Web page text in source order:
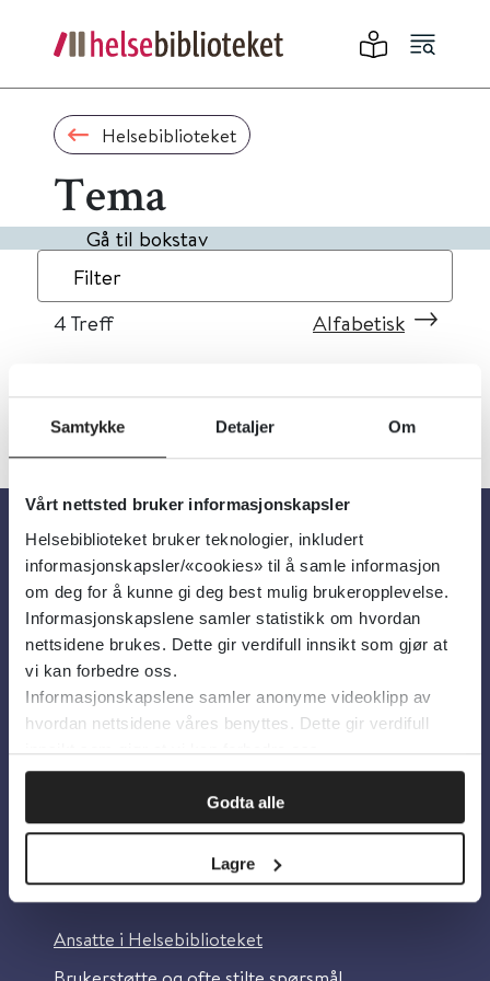
Samtykke Detaljer Om
Vårt nettsted bruker informasjonskapsler
Helsebiblioteket bruker teknologier, inkludert
informasjonskapsler/«cookies» til å samle informasjon
om deg for å kunne gi deg best mulig brukeropplevelse.
Informasjonskapslene samler statistikk om hvordan
nettsidene brukes. Dette gir verdifull innsikt som gjør at
vi kan forbedre oss.
Informasjonskapslene samler anonyme videoklipp av
hvordan nettsidene våres benyttes. Dette gir verdifull
innsikt som gjør at vi kan forbedre oss.
Godta alle
Lagre
Helsebiblioteket
Tema
Gå til bokstav
Filter
4 Treff Alfabetisk
Om oss
Om Helsebiblioteket
Personvern og informasjonskapsler
Tilgjengelighetserklæring
Information in English
Ansatte i Helsebiblioteket